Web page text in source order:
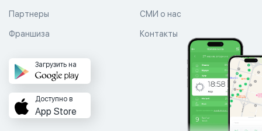
СМИ о нас
Контакты
Партнеры
Франшиза
Загрузить на
Доступно в
App Store